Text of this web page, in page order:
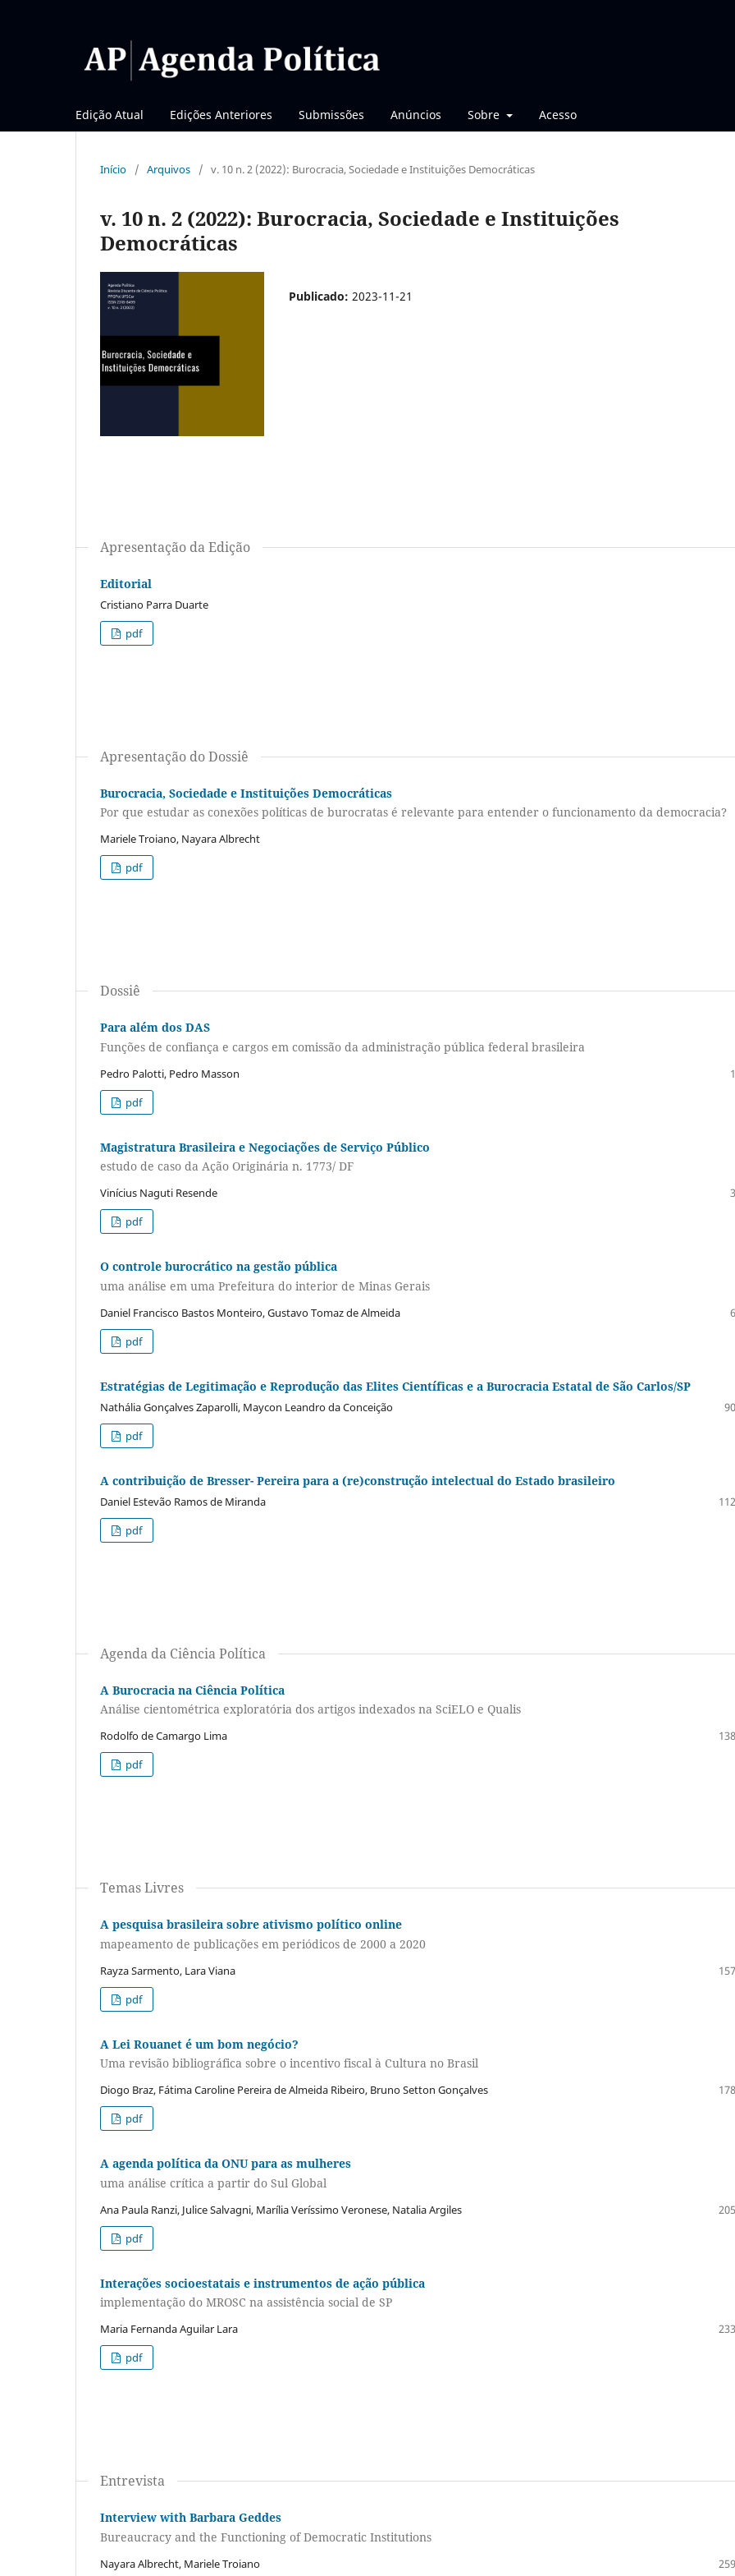
Edição Atual Edições Anteriores Submissões Anúncios Sobre Acesso
Início / Arquivos / v. 10 n. 2 (2022): Burocracia, Sociedade e Instituições Democráticas
v. 10 n. 2 (2022): Burocracia, Sociedade e Instituições
Democráticas
Publicado: 2023-11-21
Apresentação da Edição
Editorial
Cristiano Parra Duarte
pdf
Apresentação do Dossiê
Burocracia, Sociedade e Instituições Democráticas
Por que estudar as conexões políticas de burocratas é relevante para entender o funcionamento da democracia?
Mariele Troiano, Nayara Albrecht
pdf
Dossiê
Para além dos DAS
Funções de confiança e cargos em comissão da administração pública federal brasileira
Pedro Palotti, Pedro Masson
pdf
Magistratura Brasileira e Negociações de Serviço Público
estudo de caso da Ação Originária n. 1773/ DF
Vinícius Naguti Resende
pdf
O controle burocrático na gestão pública
uma análise em uma Prefeitura do interior de Minas Gerais
Daniel Francisco Bastos Monteiro, Gustavo Tomaz de Almeida
pdf
Estratégias de Legitimação e Reprodução das Elites Científicas e a Burocracia Estatal de São Carlos/SP
Nathália Gonçalves Zaparolli, Maycon Leandro da Conceição
pdf
A contribuição de Bresser- Pereira para a (re)construção intelectual do Estado brasileiro
Daniel Estevão Ramos de Miranda
pdf
Agenda da Ciência Política
A Burocracia na Ciência Política
Análise cientométrica exploratória dos artigos indexados na SciELO e Qualis
Rodolfo de Camargo Lima
pdf
Temas Livres
A pesquisa brasileira sobre ativismo político online
mapeamento de publicações em periódicos de 2000 a 2020
Rayza Sarmento, Lara Viana
pdf
A Lei Rouanet é um bom negócio?
Uma revisão bibliográfica sobre o incentivo fiscal à Cultura no Brasil
Diogo Braz, Fátima Caroline Pereira de Almeida Ribeiro, Bruno Setton Gonçalves
pdf
A agenda política da ONU para as mulheres
uma análise crítica a partir do Sul Global
Ana Paula Ranzi, Julice Salvagni, Marília Veríssimo Veronese, Natalia Argiles
pdf
Interações socioestatais e instrumentos de ação pública
implementação do MROSC na assistência social de SP
Maria Fernanda Aguilar Lara
pdf
Entrevista
Interview with Barbara Geddes
Bureaucracy and the Functioning of Democratic Institutions
Nayara Albrecht, Mariele Troiano